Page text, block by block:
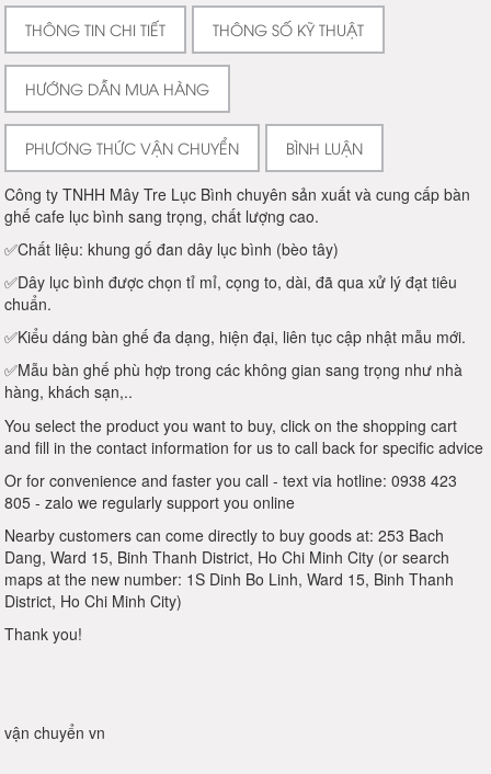
THÔNG TIN CHI TIẾT THÔNG SỐ KỸ THUẬT
HƯỚNG DẪN MUA HÀNG
PHƯƠNG THỨC VẬN CHUYỂN BÌNH LUẬN
Công ty TNHH Mây Tre Lục Bình chuyên sản xuất và cung cấp bàn
ghế cafe lục bình sang trọng, chất lượng cao.
✅Chất liệu: khung gố đan dây lục bình (bèo tây)
✅Dây lục bình được chọn tỉ mỉ, cọng to, dài, đã qua xử lý đạt tiêu
chuẩn.
✅Kiểu dáng bàn ghế đa dạng, hiện đại, liên tục cập nhật mẫu mới.
✅Mẫu bàn ghế phù hợp trong các không gian sang trọng như nhà
hàng, khách sạn,..
You select the product you want to buy, click on the shopping cart
and fill in the contact information for us to call back for specific advice
Or for convenience and faster you call - text via hotline: 0938 423
805 - zalo we regularly support you online
Nearby customers can come directly to buy goods at: 253 Bach
Dang, Ward 15, Binh Thanh District, Ho Chi Minh City (or search
maps at the new number: 1S Dinh Bo Linh, Ward 15, Binh Thanh
District, Ho Chi Minh City)
Thank you!
vận chuyển vn